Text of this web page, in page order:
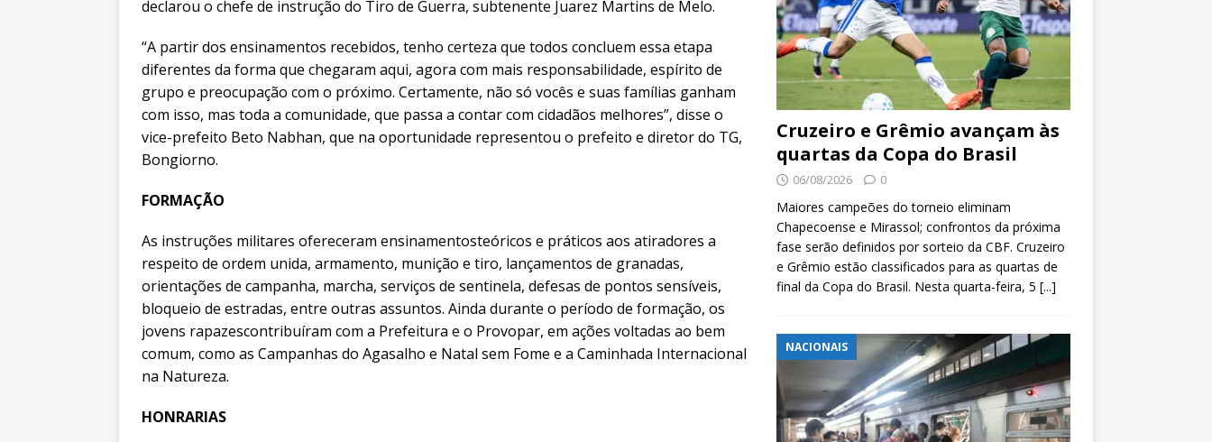
declarou o chefe de instrução do Tiro de Guerra, subtenente Juarez Martins de Melo.
“A partir dos ensinamentos recebidos, tenho certeza que todos concluem essa etapa
diferentes da forma que chegaram aqui, agora com mais responsabilidade, espírito de
grupo e preocupação com o próximo. Certamente, não só vocês e suas famílias ganham
com isso, mas toda a comunidade, que passa a contar com cidadãos melhores”, disse o
vice-prefeito Beto Nabhan, que na oportunidade representou o prefeito e diretor do TG,
Bongiorno.
FORMAÇÃO
As instruções militares ofereceram ensinamentosteóricos e práticos aos atiradores a
respeito de ordem unida, armamento, munição e tiro, lançamentos de granadas,
orientações de campanha, marcha, serviços de sentinela, defesas de pontos sensíveis,
bloqueio de estradas, entre outras assuntos. Ainda durante o período de formação, os
jovens rapazescontribuíram com a Prefeitura e o Provopar, em ações voltadas ao bem
comum, como as Campanhas do Agasalho e Natal sem Fome e a Caminhada Internacional
na Natureza.
HONRARIAS
Cruzeiro e Grêmio avançam às
quartas da Copa do Brasil
06/08/2026 0
Maiores campeões do torneio eliminam
Chapecoense e Mirassol; confrontos da próxima
fase serão definidos por sorteio da CBF. Cruzeiro
e Grêmio estão classificados para as quartas de
final da Copa do Brasil. Nesta quarta-feira, 5 [...]
NACIONAIS